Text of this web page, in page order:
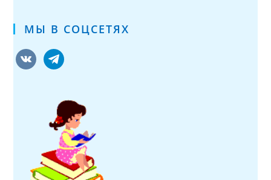
МЫ В СОЦСЕТЯХ
vkontaktetelegram